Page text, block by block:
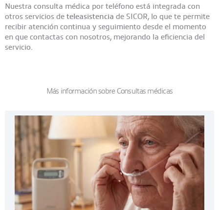
Nuestra consulta médica por teléfono está integrada con
otros servicios de teleasistencia de SICOR, lo que te permite
recibir atención continua y seguimiento desde el momento
en que contactas con nosotros, mejorando la eficiencia del
servicio.
Más información sobre Consultas médicas